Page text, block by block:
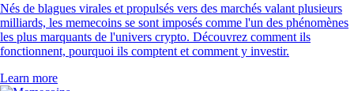
Nés de blagues virales et propulsés vers des marchés valant plusieurs
milliards, les memecoins se sont imposés comme l'un des phénomènes
les plus marquants de l'univers crypto. Découvrez comment ils
fonctionnent, pourquoi ils comptent et comment y investir.
Learn more